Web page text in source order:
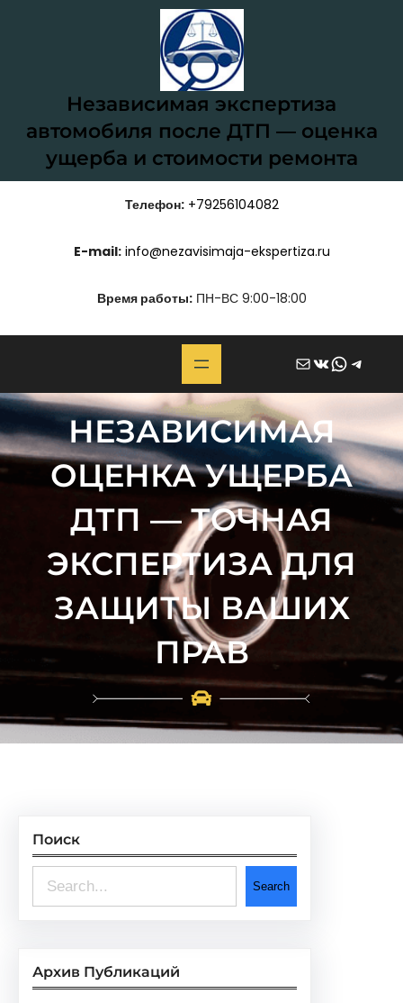
Независимая экспертиза
автомобиля после ДТП — оценка
ущерба и стоимости ремонта
Телефон: +79256104082
E-mail: info@nezavisimaja-ekspertiza.ru
Время работы:ПН-ВС 9:00-18:00
Почта ВКонтакте WhatsApp Telegram
НЕЗАВИСИМАЯ
ОЦЕНКА УЩЕРБА
ДТП — ТОЧНАЯ
ЭКСПЕРТИЗА ДЛЯ
ЗАЩИТЫ ВАШИХ
ПРАВ
Поиск
e
r
c
Search
Архив Публикаций